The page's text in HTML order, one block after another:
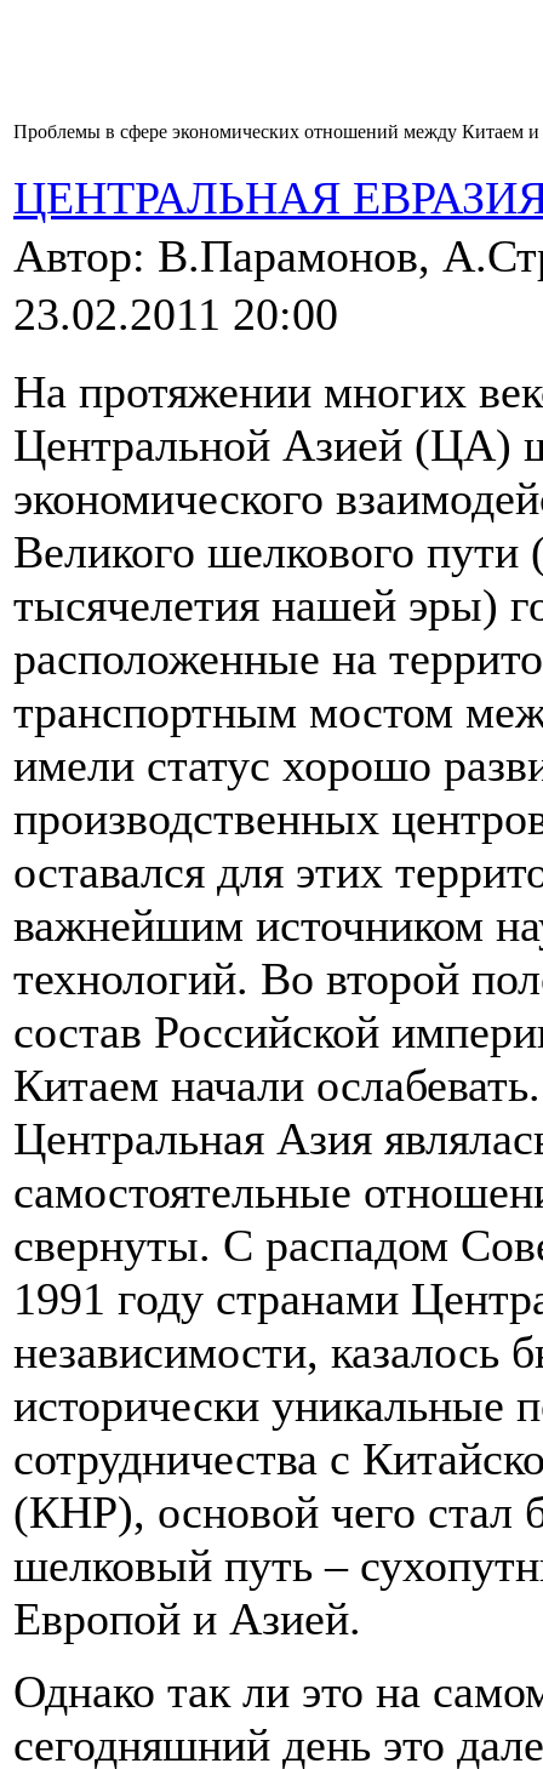
Проблемы в сфере экономических отношений между Китаем и
ЦЕНТРАЛЬНАЯ
Автор: В.Парамонов,
23.02.2011 20:00
На протяжении многих
Центральной Азией (ЦА)
экономического
Великого шелкового
тысячелетия нашей эры)
расположенные на
транспортным мостом
имели статус хорошо
производственных
оставался для этих
важнейшим источником
технологий. Во второй
состав Российской
Китаем начали
Центральная Азия
самостоятельные
свернуты. С распадом
1991 году странами
независимости, казалось
исторически уникальные
сотрудничества с
(КНР), основой чего стал
шелковый путь –
Европой и Азией.
Однако так ли это на
сегодняшний день это